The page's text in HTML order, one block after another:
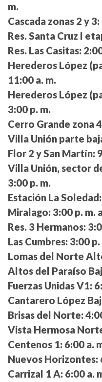
m.
Cascada zonas 2 y 3:
Res. Santa Cruz I
Res. Las Casitas:
Herederos López
11:00 a. m.
Herederos López
3:00 p. m.
Cerro Grande zona
Villa Unión parte
Flor 2 y San Martín:
Villa Unión, sector
3:00 p. m.
Estación La Soledad:
Miralago: 3:00 p. m.
Res. 3 Hermanos:
Las Cumbres: 3:00 p.
Lomas del Norte
Altos del Paraíso
Fuerzas Unidas V1:
Cantarero López
Brisas del Norte:
Vista Hermosa
Centenos 1: 6:00 a.
Nuevos Horizontes:
Carrizal 1 A: 6:00 a.